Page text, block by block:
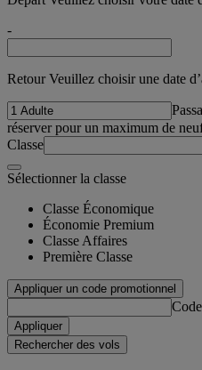
-
Retour Veuillez choisir une date
réserver pour un maximum de
Classe
Sélectionner la classe
Classe Économique
Économie Premium
Classe Affaires
Première Classe
Appliquer un code promotionnel
Appliquer
Rechercher des vols